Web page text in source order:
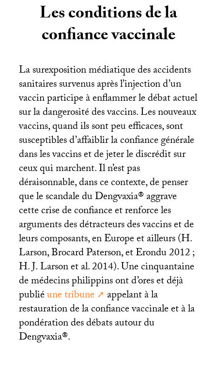
Les conditions de la
confiance vaccinale
La surexposition médiatique des accidents
sanitaires survenus après l’injection d’un
vaccin participe à enflammer le débat actuel
sur la dangerosité des vaccins. Les nouveaux
vaccins, quand ils sont peu efficaces, sont
susceptibles d’affaiblir la confiance générale
dans les vaccins et de jeter le discrédit sur
ceux qui marchent. Il n’est pas
déraisonnable, dans ce contexte, de penser
que le scandale du Dengvaxia® aggrave
cette crise de confiance et renforce les
arguments des détracteurs des vaccins et de
leurs composants, en Europe et ailleurs (H.
Larson, Brocard Paterson, et Erondu 2012;
H. J.Larson et al. 2014). Une cinquantaine
de médecins philippins ont d’ores et déjà
publiéune tribune
appelant à la
restauration de la confiance vaccinale et à la
pondération des débats autour du
Dengvaxia®.